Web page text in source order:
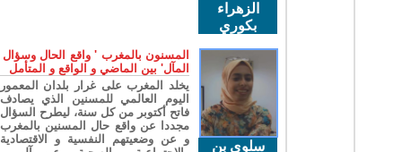
الزهراء
بكوري
سلوى بن
المسنون بالمغرب ' واقع الحال وسؤال
المآل' بين الماضي و الواقع و المتأمل
يخلد المغرب على غرار بلدان المعمور
اليوم العالمي للمسنين الذي يصادف
فاتح أكتوبر من كل سنة، ليطرح السؤال
مجددا عن واقع حال المسنين بالمغرب
و عن وضعيتهم النفسية و الاقتصادية